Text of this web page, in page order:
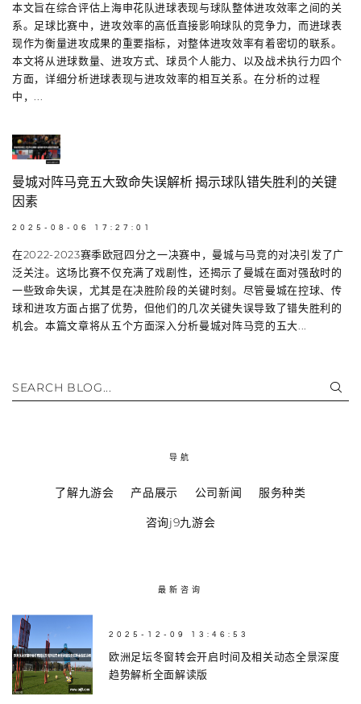
本文旨在综合评估上海申花队进球表现与球队整体进攻效率之间的关
系。足球比赛中，进攻效率的高低直接影响球队的竞争力，而进球表
现作为衡量进攻成果的重要指标，对整体进攻效率有着密切的联系。
本文将从进球数量、进攻方式、球员个人能力、以及战术执行力四个
方面，详细分析进球表现与进攻效率的相互关系。在分析的过程
中，...
曼城对阵马竞五大致命失误解析 揭示球队错失胜利的关键
因素
2025-08-06 17:27:01
在2022-2023赛季欧冠四分之一决赛中，曼城与马竞的对决引发了广
泛关注。这场比赛不仅充满了戏剧性，还揭示了曼城在面对强敌时的
一些致命失误，尤其是在决胜阶段的关键时刻。尽管曼城在控球、传
球和进攻方面占据了优势，但他们的几次关键失误导致了错失胜利的
机会。本篇文章将从五个方面深入分析曼城对阵马竞的五大...
SEARCH BLOG...
导航
了解九游会 产品展示 公司新闻 服务种类
咨询j9九游会
最新咨询
2025-12-09 13:46:53
欧洲足坛冬窗转会开启时间及相关动态全景深度
趋势解析全面解读版